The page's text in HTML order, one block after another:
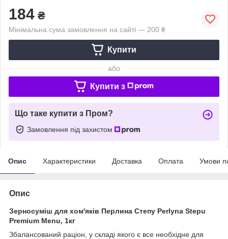
184 ₴
Мінімальна сума замовлення на сайті — 200 ₴
Купити
або
Купити з
Що таке купити з Пром?
Замовлення під захистом
Опис Характеристики Доставка Оплата Умови
Опис
Зерносуміш для хом'яків Перлина Степу Perlyna Stepu
Premium Menu, 1кг
Збалансований раціон, у складі якого є все необхідне для